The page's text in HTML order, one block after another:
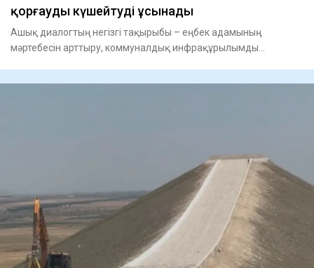
қорғауды күшейтуді ұсынады
Ашық диалогтың негізгі тақырыбы – еңбек адамының
мәртебесін арттыру, коммуналдық инфрақұрылымды